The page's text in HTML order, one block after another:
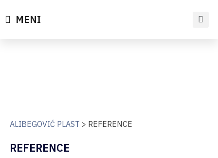
MENI
ALIBEGOVIĆ PLAST > REFERENCE
REFERENCE